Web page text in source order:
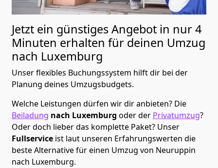
Jetzt ein günstiges Angebot in nur4
Minuten erhalten für deinen Umzug
nach Luxemburg
Unser flexibles Buchungssystem hilft dir bei der
Planung deines Umzugsbudgets.
Welche Leistungen dürfen wir dir anbieten? Die
Beiladung nach Luxemburg oder der Privatumzug?
Oder doch lieber das komplette Paket? Unser
Fullservice ist laut unseren Erfahrungswerten die
beste Alternative für einen Umzug von Neuruppin
nach Luxemburg.